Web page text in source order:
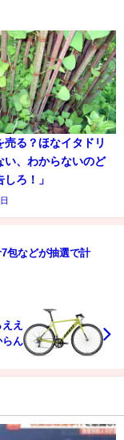
売る？ほなイタドリ
い、わからないのど
ろ！」
包などが抽選で計
え
らん